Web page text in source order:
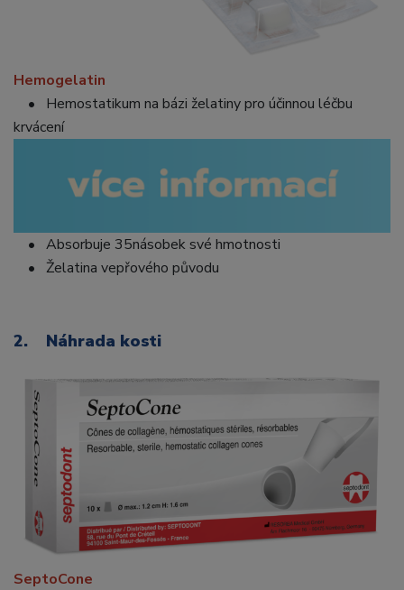
Hemogelatin
• Hemostatikum na bázi želatiny pro účinnou léčbu
krvácení
• Absorbuje 35násobek své hmotnosti
• Želatina vepřového původu
2. Náhrada kosti
SeptoCone